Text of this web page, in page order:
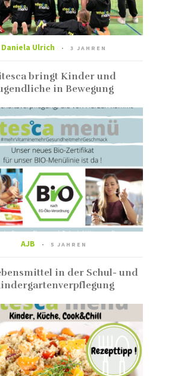
Daniela Ulrich 3 JAHREN
bringt Kinder und
in Bewegung
AJB 5 JAHREN
in der Schul- und